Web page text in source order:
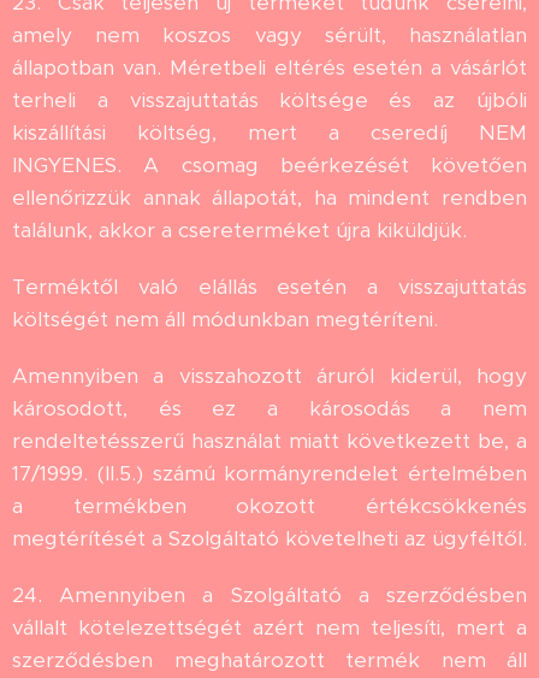
amely nem koszos vagy sérült, használatlan
állapotban van. Méretbeli eltérés esetén a vásárlót
terheli a visszajuttatás költsége és az újbóli
kiszállítási költség, mert a cseredíj NEM
INGYENES. A csomag beérkezését követően
ellenőrizzük annak állapotát, ha mindent rendben
találunk, akkor a csereterméket újra kiküldjük.
Terméktől való elállás esetén a visszajuttatás
költségét nem áll módunkban megtéríteni.
Amennyiben a visszahozott áruról kiderül, hogy
károsodott, és ez a károsodás a nem
rendeltetésszerű használat miatt következett be, a
17/1999. (II.5.) számú kormányrendelet értelmében
a termékben okozott értékcsökkenés
megtérítését a Szolgáltató követelheti az ügyféltől.
24. Amennyiben a Szolgáltató a szerződésben
vállalt kötelezettségét azért nem teljesíti, mert a
szerződésben meghatározott termék nem áll